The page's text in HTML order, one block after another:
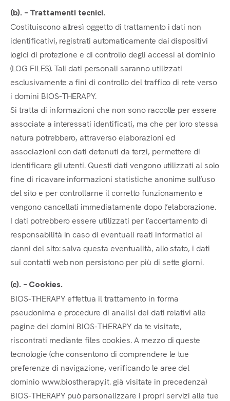
(b). – Trattamenti tecnici.
Costituiscono altresì oggetto di trattamento i dati non
identificativi, registrati automaticamente dai dispositivi
logici di protezione e di controllo degli accessi al dominio
(LOG FILES). Tali dati personali saranno utilizzati
esclusivamente a fini di controllo del traffico di rete verso
i domini BIOS-THERAPY.
Si tratta di informazioni che non sono raccolte per essere
associate a interessati identificati, ma che per loro stessa
natura potrebbero, attraverso elaborazioni ed
associazioni con dati detenuti da terzi, permettere di
identificare gli utenti. Questi dati vengono utilizzati al solo
fine di ricavare informazioni statistiche anonime sull’uso
del sito e per controllarne il corretto funzionamento e
vengono cancellati immediatamente dopo l’elaborazione.
I dati potrebbero essere utilizzati per l’accertamento di
responsabilità in caso di eventuali reati informatici ai
danni del sito: salva questa eventualità, allo stato, i dati
sui contatti web non persistono per più di sette giorni.
(c). – Cookies.
BIOS-THERAPY effettua il trattamento in forma
pseudonima e procedure di analisi dei dati relativi alle
pagine dei domini BIOS-THERAPY da te visitate,
riscontrati mediante files cookies. A mezzo di queste
tecnologie (che consentono di comprendere le tue
preferenze di navigazione, verificando le aree del
dominio www.biostherapy.it. già visitate in precedenza)
BIOS-THERAPY può personalizzare i propri servizi alle tue